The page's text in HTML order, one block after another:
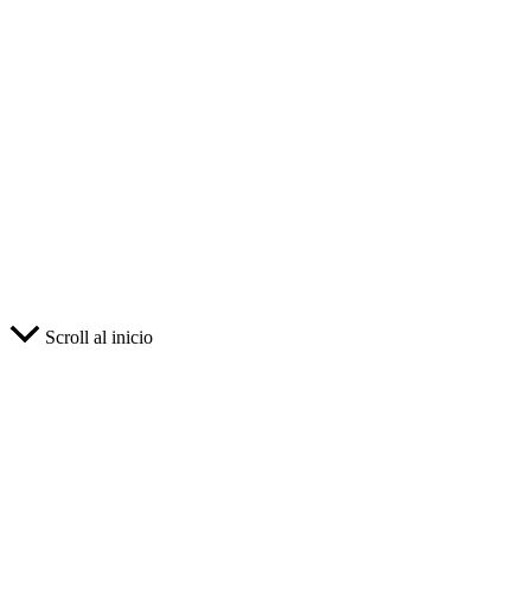
Scroll al inicio